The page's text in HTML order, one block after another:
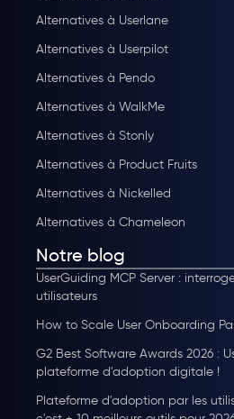
Alternatives à Userlane
Alternatives à Userpilot
Alternatives à Pendo
Alternatives à WalkMe
Alternatives à Stonly
Alternatives à Product Fruits
Alternatives à Nickelled
Alternatives à Chameleon
Notre blog
UserGuiding MCP Server :
utilisateurs
How to Scale User Onboarding
G2 Best Software Awards 2026 :
plateforme d'adoption digitale !
Plateforme d'adoption par les